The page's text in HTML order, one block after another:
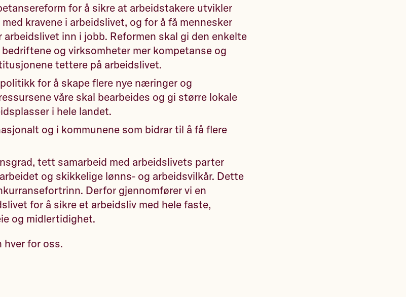
for å sikre at arbeidstakere utvikler
kravene i arbeidslivet, og for å få mennesker
inn i jobb. Reformen skal gi den enkelte
og virksomheter mer kompetanse og
tettere på arbeidslivet.
for å skape flere nye næringer og
våre skal bearbeides og gi større lokale
i hele landet.
og i kommunene som bidrar til å få flere
tett samarbeid med arbeidslivets parter
og skikkelige lønns- og arbeidsvilkår. Dette
Derfor gjennomfører vi en
for å sikre et arbeidsliv med hele faste,
og midlertidighet.
hver for oss.